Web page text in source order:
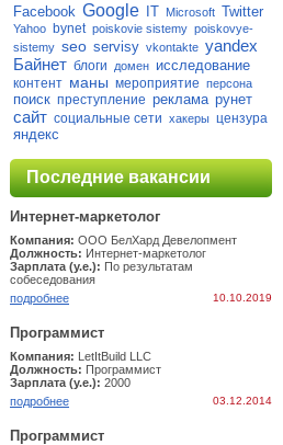
Facebook Google IT Microsoft Twitter
Yahoo bynet poiskovie sistemy poiskovye-
sistemy seo servisy vkontakte yandex
Байнет блоги домен исследование
контент маны мероприятие персона
поиск преступление реклама рунет
сайт социальные сети хакеры цензура
яндекс
Последние вакансии
Интернет-маркетолог
Компания: ООО БелХард Девелопмент
Должность: Интернет-маркетолог
Зарплата (у.е.): По результатам
собеcедования
подробнее
10.10.2019
Программист
Компания: LetItBuild LLC
Должность: Программист
Зарплата (у.е.): 2000
подробнее
03.12.2014
Программист